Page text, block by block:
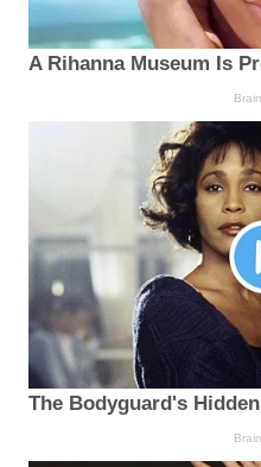
A Rihanna Museum Is
The Bodyguard's